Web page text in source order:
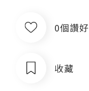
0個讚好
收藏